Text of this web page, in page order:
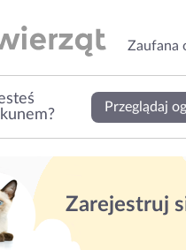
Zaufana
Przeglądaj
Zarejestruj